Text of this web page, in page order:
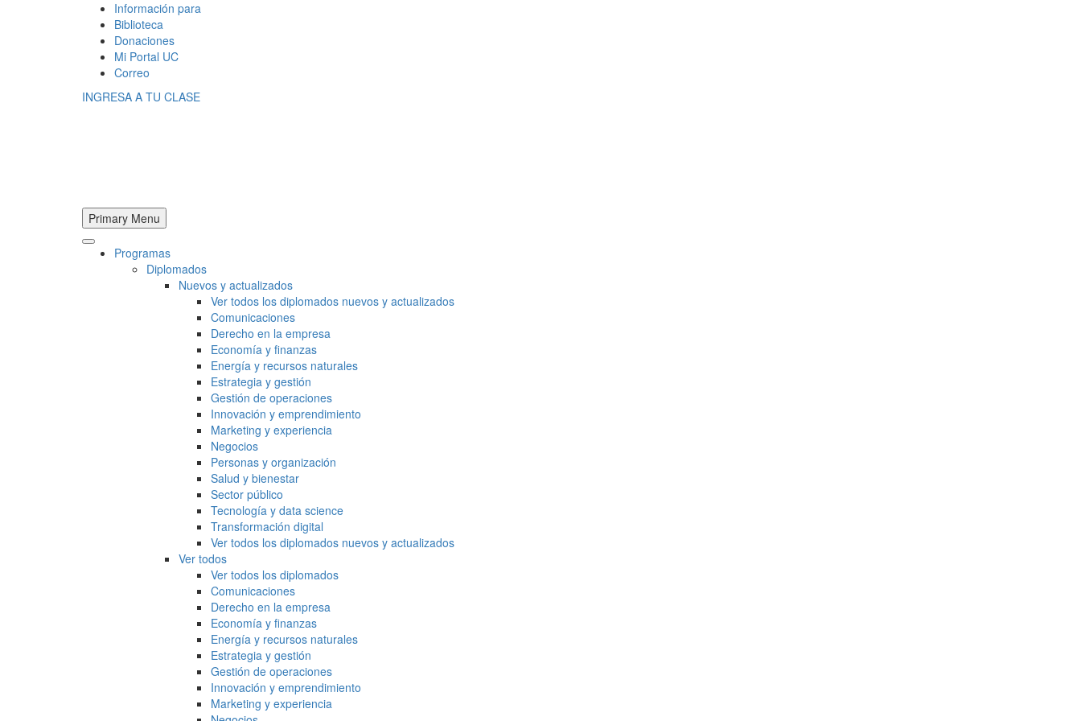
Información para
Biblioteca
Donaciones
Mi Portal UC
Correo
INGRESA A TU CLASE
Primary Menu
Programas
Diplomados
Nuevos y actualizados
Ver todos los diplomados nuevos y actualizados
Comunicaciones
Derecho en la empresa
Economía y finanzas
Energía y recursos naturales
Estrategia y gestión
Gestión de operaciones
Innovación y emprendimiento
Marketing y experiencia
Negocios
Personas y organización
Salud y bienestar
Sector público
Tecnología y data science
Transformación digital
Ver todos los diplomados nuevos y actualizados
Ver todos
Ver todos los diplomados
Comunicaciones
Derecho en la empresa
Economía y finanzas
Energía y recursos naturales
Estrategia y gestión
Gestión de operaciones
Innovación y emprendimiento
Marketing y experiencia